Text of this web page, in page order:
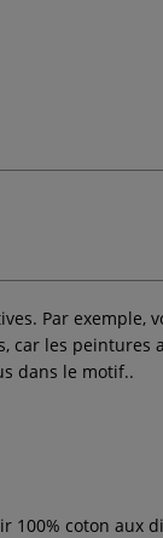
Par
les
dans le motif..
100% coton aux